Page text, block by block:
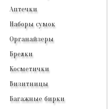
Аптечки
Наборы сумок
Органайзеры
Брелки
Косметички
Визитницы
Багажные бирки